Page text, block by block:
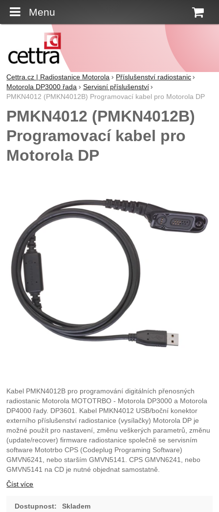
Menu
Cettra.cz | Radiostanice Motorola
Příslušenství radiostanic
Motorola DP3000 řada
Servisní příslušenství
PMKN4012 (PMKN4012B) Programovací kabel pro Motorola DP
PMKN4012 (PMKN4012B)
Programovací kabel pro
Motorola DP
Kabel PMKN4012B pro programování digitálních přenosných
radiostanic Motorola MOTOTRBO - Motorola DP3000 a Motorola
DP4000 řady. DP3601. Kabel PMKN4012 USB/boční konektor
externího příslušenství radiostanice (vysílačky) Motorola DP je
možné použít pro nastavení, změnu veškerých parametrů, změnu
(update/recover) firmware radiostanice společně se servisním
software Mototrbo CPS (Codeplug Programing Software)
GMVN6241, nebo starším GMVN5141. CPS GMVN6241, nebo
GMVN5141 na CD je nutné objednat samostatně.
Číst více
Dostupnost: Skladem